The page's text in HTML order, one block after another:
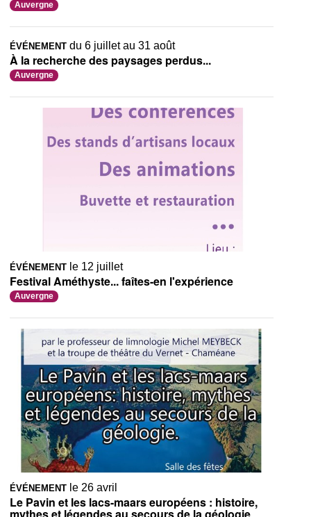
Auvergne
ÉVÉNEMENT du 6 juillet au 31 août
À la recherche des paysages perdus...
Auvergne
ÉVÉNEMENT le 12 juillet
Festival Améthyste... faîtes-en l'expérience
Auvergne
ÉVÉNEMENT le 26 avril
Le Pavin et les lacs-maars européens : histoire,